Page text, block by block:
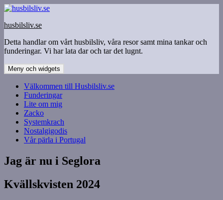
Hoppa
innehåll
husbilsliv.se
Detta handlar om vårt husbilsliv, våra resor samt mina tankar och
funderingar. Vi har lata dar och tar det lugnt.
Meny och widgets
Välkommen till Husbilsliv.se
Funderingar
Lite om mig
Zacko
Systemkrach
Nostalgigodis
Vår pärla i Portugal
Jag är nu i Seglora
Kvällskvisten 2024